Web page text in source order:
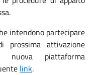
intendono partecipare
prossima attivazione
nuova piattaforma
link.